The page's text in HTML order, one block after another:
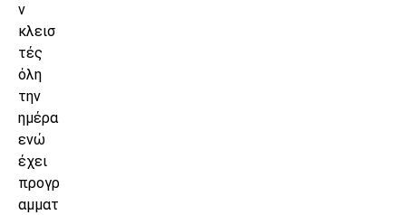
ν
κλεισ
τές
όλη
την
ημέρα
ενώ
έχει
προγρ
αμματ